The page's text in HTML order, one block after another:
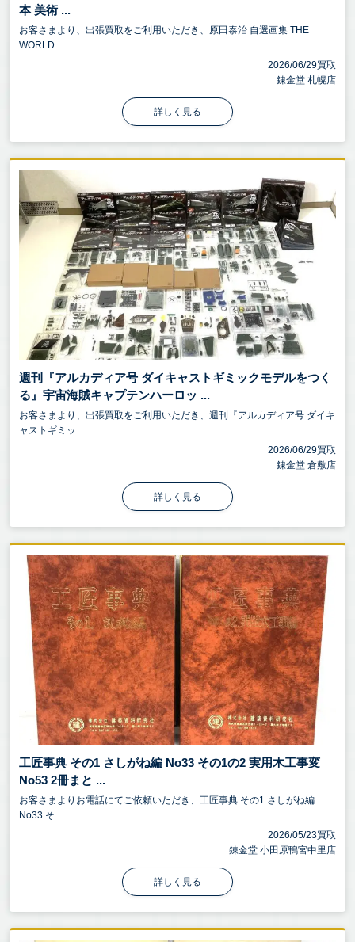
本 美術 ...
お客さまより、出張買取をご利用いただき、原田泰治 自選画集 THE
WORLD ...
2026/06/29買取
錬金堂 札幌店
詳しく見る
週刊『アルカディア号 ダイキャストギミックモデルをつく
る』宇宙海賊キャプテンハーロッ ...
お客さまより、出張買取をご利用いただき、週刊『アルカディア号 ダイキ
ャストギミッ...
2026/06/29買取
錬金堂 倉敷店
詳しく見る
工匠事典 その1 さしがね編 No33 その1の2 実用木工事変
No53 2冊まと ...
お客さまよりお電話にてご依頼いただき、工匠事典 その1 さしがね編
No33 そ...
2026/05/23買取
錬金堂 小田原鴨宮中里店
詳しく見る